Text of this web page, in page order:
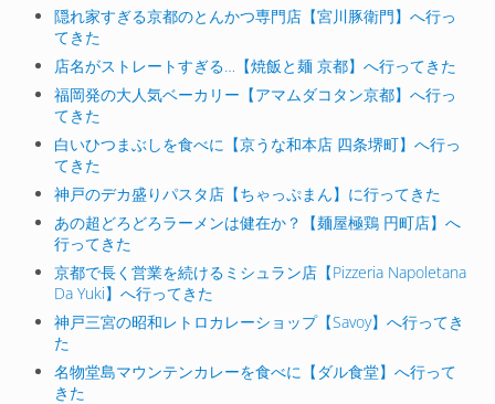
隠れ家すぎる京都のとんかつ専門店【宮川豚衛門】へ行っ
てきた
店名がストレートすぎる…【焼飯と麺 京都】へ行ってきた
福岡発の大人気ベーカリー【アマムダコタン京都】へ行っ
てきた
白いひつまぶしを食べに【京うな和本店 四条堺町】へ行っ
てきた
神戸のデカ盛りパスタ店【ちゃっぷまん】に行ってきた
あの超どろどろラーメンは健在か？【麺屋極鶏 円町店】へ
行ってきた
京都で長く営業を続けるミシュラン店【Pizzeria Napoletana
Da Yuki】へ行ってきた
神戸三宮の昭和レトロカレーショップ【Savoy】へ行ってき
た
名物堂島マウンテンカレーを食べに【ダル食堂】へ行って
きた